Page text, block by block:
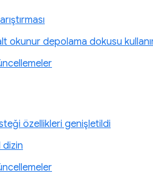
okunur depolama dokusu
özellikleri genişletildi
dizin